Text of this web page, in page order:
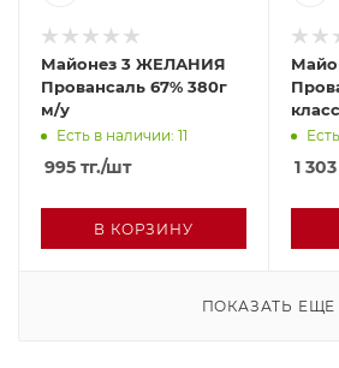
Майонез 3 ЖЕЛАНИЯ
Провансаль 67% 380г
м/у
Есть в наличии: 11
995 тг./шт
В КОРЗИНУ
770г
1 303
ПОКАЗАТЬ ЕЩЕ